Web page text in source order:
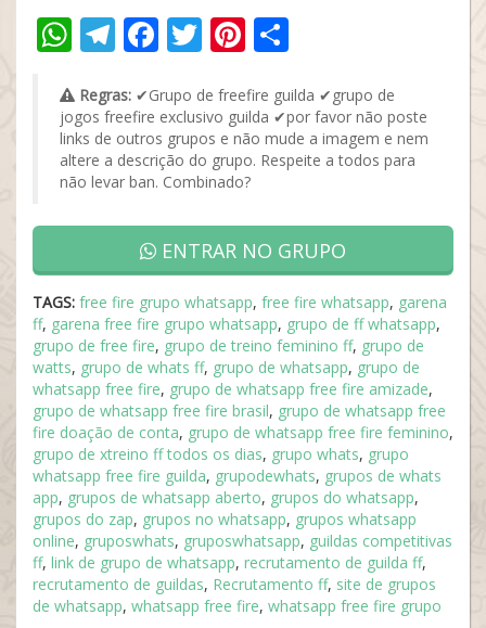
WhatsApp
Telegram
Facebook
TwitterPinterest
Regras: ✔Grupo de freefire guilda ✔grupo de
jogos freefire exclusivo guilda ✔por favor não poste
links de outros grupos e não mude a imagem e nem
altere a descrição do grupo. Respeite a todos para
não levar ban. Combinado?
ENTRAR NO GRUPO
TAGS: free fire grupo whatsapp, free fire whatsapp, garena
ff, garena free fire grupo whatsapp, grupo de ff whatsapp,
grupo de free fire, grupo de treino feminino ff, grupo de
watts, grupo de whats ff, grupo de whatsapp, grupo de
whatsapp free fire, grupo de whatsapp free fire amizade,
grupo de whatsapp free fire brasil, grupo de whatsapp free
fire doação de conta, grupo de whatsapp free fire feminino,
grupo de xtreino ff todos os dias, grupo whats, grupo
whatsapp free fire guilda, grupodewhats, grupos de whats
app, grupos de whatsapp aberto, grupos do whatsapp,
grupos do zap, grupos no whatsapp, grupos whatsapp
online, gruposwhats, gruposwhatsapp, guildas competitivas
ff, link de grupo de whatsapp, recrutamento de guilda ff,
recrutamento de guildas, Recrutamento ff, site de grupos
de whatsapp, whatsapp free fire, whatsapp free fire grupo